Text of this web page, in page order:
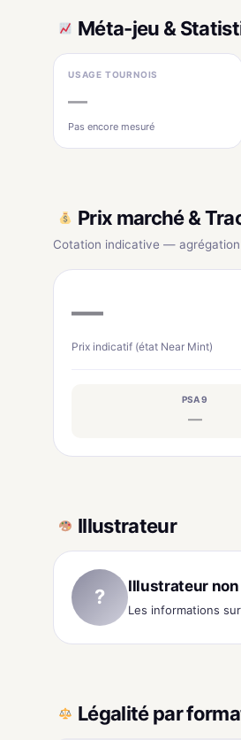
Méta-jeu &
USAGE TOURNOIS
—
Pas encore mesuré
Prix marché &
Cotation indicative —
—
Prix indicatif (état Near Mint)
PSA 9
—
Illustrateur
? Illustrateur
Les informations
Légalité par